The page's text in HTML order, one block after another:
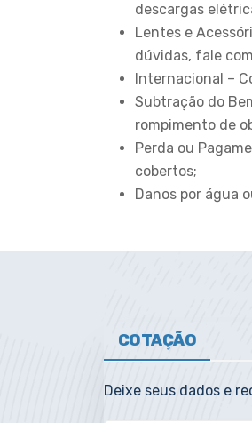
descargas
Lentes e
dúvidas, fale
Internacional –
Subtração do
rompimento de
Perda ou
cobertos;
Danos por água
COTAÇÃO
Deixe seus dados e